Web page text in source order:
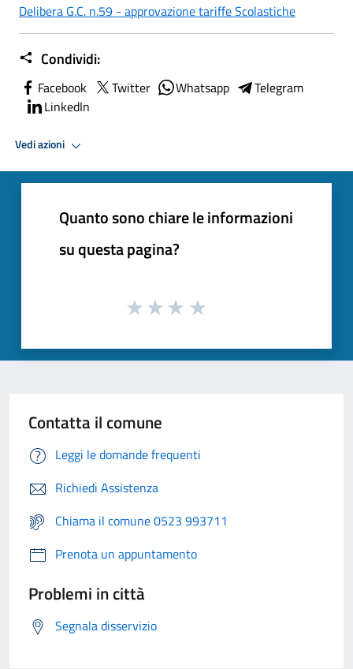
Delibera G.C. n.59 - approvazione tariffe Scolastiche
Condividi:
Facebook Twitter Whatsapp
Telegram
LinkedIn
Vedi azioni
Quanto sono chiare le informazioni
su questa pagina?
Contatta il comune
Leggi le domande frequenti
Richiedi Assistenza
Chiama il comune 0523 993711
Prenota un appuntamento
Problemi in città
Segnala disservizio